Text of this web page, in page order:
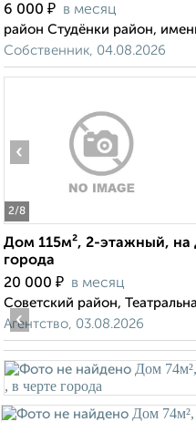
6 000 ₽ в месяц
район Студёнки район,
Собственник, 04.08.2026
2/8
‹
Дом 115м², 2-этажный, на
города
20 000 ₽ в месяц
Советский район,
Агентство, 03.08.2026
‹